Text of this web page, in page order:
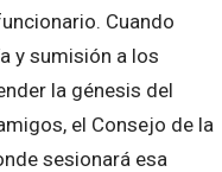
Cuando
y sumisión a los
la génesis del
el Consejo de la
sesionará esa